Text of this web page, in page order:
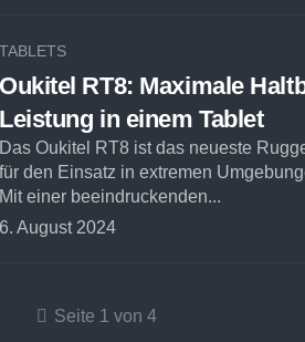
TABLETS
Oukitel RT8: Maximale
Leistung in einem Tablet
Das Oukitel RT8 ist das neueste
für den Einsatz in extremen
Mit einer beeindruckenden...
6. August 2024
Seite 1 von 4